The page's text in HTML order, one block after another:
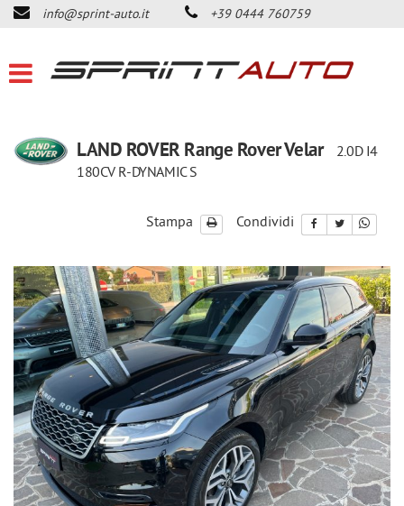
HOME
LISTA VEICOLI
NEWS
AREA COMMERCIANTI
info@sprint-auto.it +39 0444 760759
LAND ROVER Range Rover Velar
2.0D I4
180CV R-DYNAMIC S
Stampa Condividi